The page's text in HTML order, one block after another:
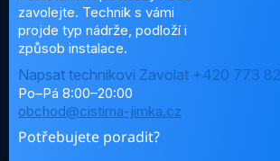
zavolejte. Technik s vámi
projde typ nádrže, podloží i
způsob instalace.
Napsat technikovi Zavolat +420 773
Po–Pá 8:00–20:00
obchod@cistirna-jimka.cz
Potřebujete poradit?